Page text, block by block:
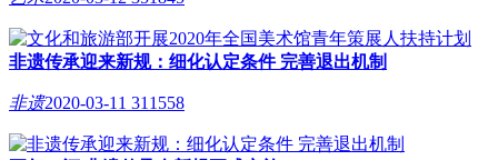
非遗传承迎来新规：细化认定条件 完善退出机制
非遗2020-03-11 311558